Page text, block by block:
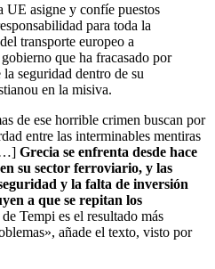
UE asigne y confíe puestos
para toda la
transporte europeo a
que ha fracasado por
seguridad dentro de su
en la misiva.
de ese horrible crimen buscan por
entre las interminables mentiras
Grecia se enfrenta desde hace
su sector ferroviario, y las
y la falta de inversión
a que se repitan los
Tempi es el resultado más
añade el texto, visto por